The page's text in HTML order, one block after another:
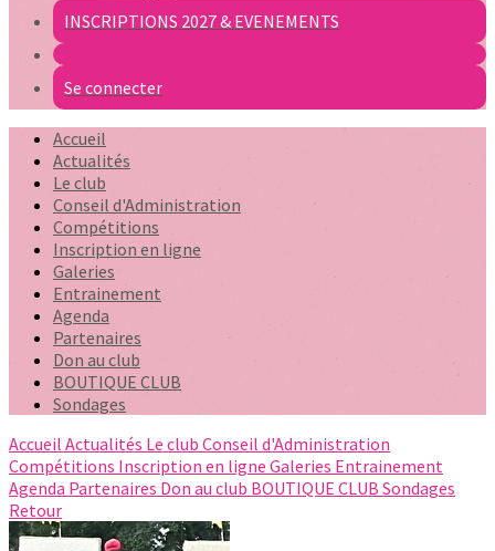
INSCRIPTIONS 2027 & EVENEMENTS
Se connecter
Accueil
Actualités
Le club
Conseil d'Administration
Compétitions
Inscription en ligne
Galeries
Entrainement
Agenda
Partenaires
Don au club
BOUTIQUE CLUB
Sondages
Accueil Actualités Le club Conseil d'Administration
Compétitions Inscription en ligne Galeries Entrainement
Agenda Partenaires Don au club BOUTIQUE CLUB Sondages
Retour